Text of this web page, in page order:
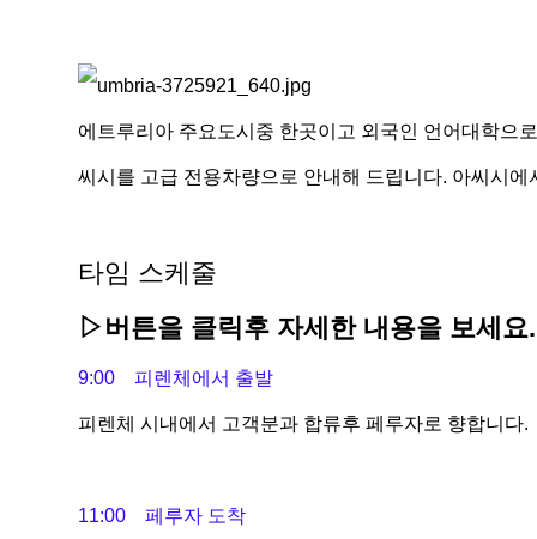
에트루리아 주요도시중 한곳이고 외국인 언어대학으
씨시를 고급 전용차량으로 안내해 드립니다. 아씨시
타임 스케줄
▷버튼을 클릭후 자세한 내용을 보세요.
9:00 피렌체에서 출발
피렌체 시내에서 고객분과 합류후 페루자로 향합니다.
11:00 페루자 도착